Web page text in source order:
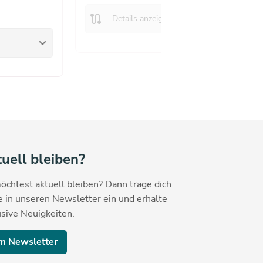
keyboard_arrow_down
route Details anzeigen
bleiben?
aktuell bleiben? Dann trage dich
in unseren Newsletter ein und erhalte
Neuigkeiten.
Newsletter